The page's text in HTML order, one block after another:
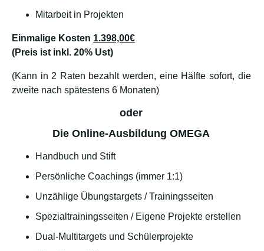
Mitarbeit in Projekten
Einmalige Kosten 1.398,00€
(Preis ist inkl. 20% Ust)
(Kann in 2 Raten bezahlt werden, eine Hälfte sofort, die
zweite nach spätestens 6 Monaten)
oder
Die Online-Ausbildung OMEGA
Handbuch und Stift
Persönliche Coachings (immer 1:1)
Unzählige Übungstargets / Trainingsseiten
Spezialtrainingsseiten / Eigene Projekte erstellen
Dual-Multitargets und Schülerprojekte